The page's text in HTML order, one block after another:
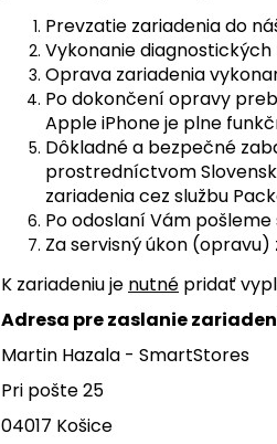
Prevzatie zariadenia do
Vykonanie diagnostických
Oprava zariadenia
Po dokončení opravy
Apple iPhone je plne
Dôkladné a bezpečné
prostredníctvom
zariadenia cez službu
Po odoslaní Vám
Za servisný úkon
K zariadeniu je nutné pridať
Adresa pre zaslanie
Martin Hazala - SmartStores
Pri pošte 25
04017 Košice